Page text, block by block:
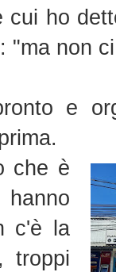
cui ho
"ma non
e
che è
hanno
c'è la
troppi